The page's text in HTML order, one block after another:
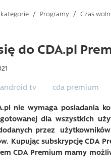
/ Programy / Czas
do CDA.pl
android tv
cda premium
nie wymaga posiadania
dla wszystkich
przez
Kupując subskrypcję CDA
CDA Premium mamy